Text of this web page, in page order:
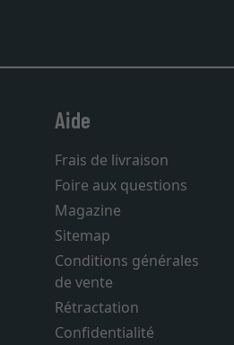
Aide
Frais de livraison
Foire aux questions
Magazine
Sitemap
Conditions générales
de vente
Rétractation
Confidentialité